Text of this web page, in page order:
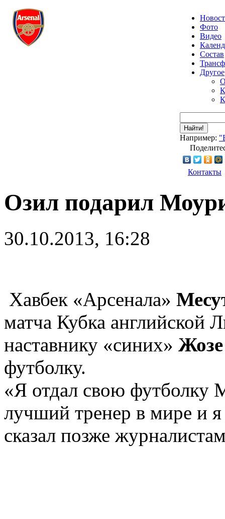
Фото
Видео
Состав
Другое
Найти!
Например:
Контакты
Озил подарил
30.10.2013, 16:28
Хавбек «Арсенала»
матча Кубка английской
наставнику «синих»
футболку.
«Я отдал свою футболку
лучший тренер в мире и
сказал позже